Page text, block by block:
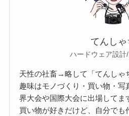
てんしゃ
ハードウェア設計
天性の社畜→略して「てんしゃ
趣味はモノづくり・買い物・写
界大会や国際大会に出場してま
買い物が好きだけど、自分でも